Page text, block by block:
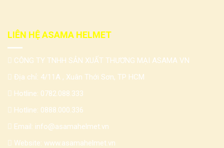
LIÊN HỆ ASAMA HELMET
CÔNG TY TNHH SẢN XUẤT THƯƠNG MẠI ASAMA VN
Địa chỉ: 4/11A , Xuân Thới Sơn, TP HCM
Hotline: 0782.088.333
Hotline: 0888.000.336
Email: info@asamahelmet.vn
Website: www.asamahelmet.vn